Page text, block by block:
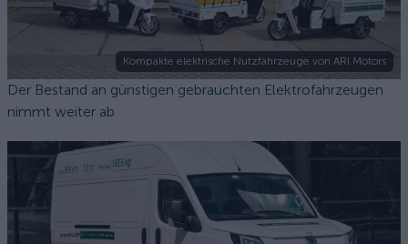
Kompakte elektrische Nutzfahrzeuge von ARI Motors
Der Bestand an günstigen gebrauchten Elektrofahrzeugen
nimmt weiter ab